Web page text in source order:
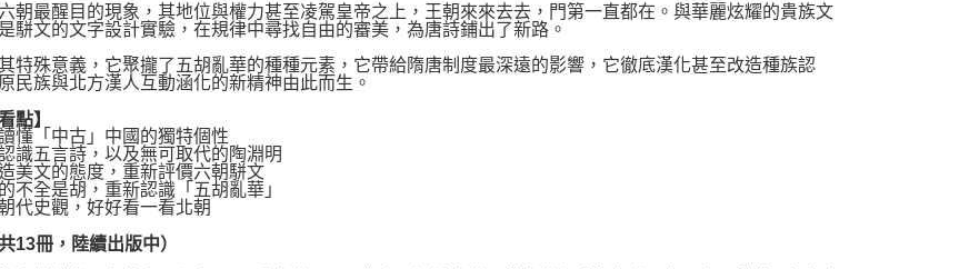
最醒目的現象，其地位與權力甚至凌駕皇帝之上，王朝來來去去，門第一直都在。與華麗炫耀的貴族文
駢文的文字設計實驗，在規律中尋找自由的審美，為唐詩鋪出了新路。
殊意義，它聚攏了五胡亂華的種種元素，它帶給隋唐制度最深遠的影響，它徹底漢化甚至改造種族認
民族與北方漢人互動涵化的新精神由此而生。
】
「中古」中國的獨特個性
五言詩，以及無可取代的陶淵明
文的態度，重新評價六朝駢文
全是胡，重新認識「五胡亂華」
史觀，好好看一看北朝
13冊，陸續出版中）